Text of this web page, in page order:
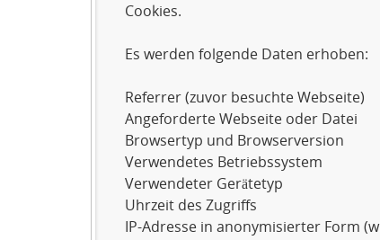
Cookies.
Es werden folgende Daten erhoben:
Referrer (zuvor besuchte Webseite)
Angeforderte Webseite oder Datei
Browsertyp und Browserversion
Verwendetes Betriebssystem
Verwendeter Gerätetyp
Uhrzeit des Zugriffs
IP-Adresse in anonymisierter Form